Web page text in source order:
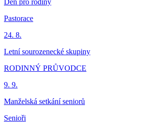
Den pro rodiny
Pastorace
24. 8.
Letní sourozenecké skupiny
RODINNÝ PRŮVODCE
9. 9.
Manželská setkání seniorů
Senioři